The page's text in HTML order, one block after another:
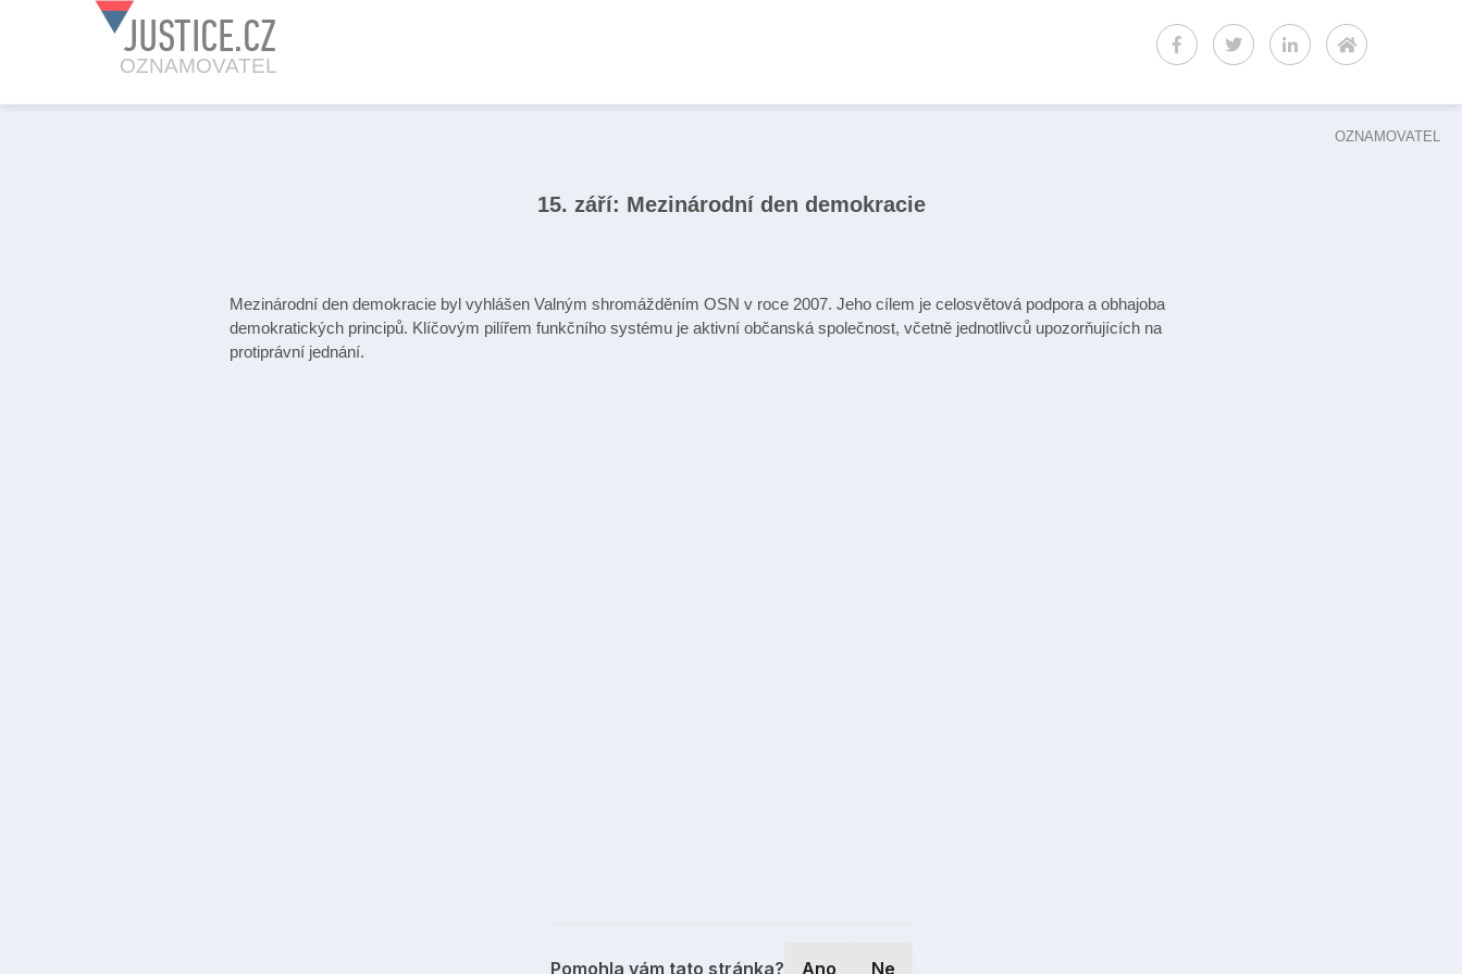
JUSTICE.CZ
OZNAMOVATEL
OZNAMOVATEL
15. září: Mezinárodní den demokracie
Mezinárodní den demokracie byl vyhlášen Valným shromážděním OSN v roce 2007. Jeho cílem je celosvětová podpora a obhajoba
demokratických principů. Klíčovým pilířem funkčního systému je aktivní občanská společnost, včetně jednotlivců upozorňujících na
protiprávní jednání.
Pomohla vám tato stránka? Ano Ne